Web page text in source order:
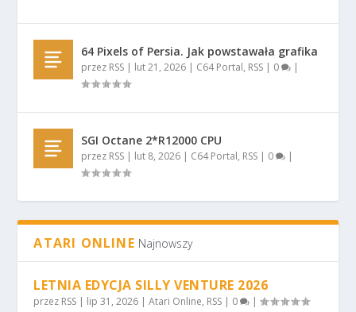
64 Pixels of Persia. Jak powstawała grafika
przez RSS | lut 21, 2026 | C64 Portal, RSS | 0 |
SGI Octane 2*R12000 CPU
przez RSS | lut 8, 2026 | C64 Portal, RSS | 0 |
ATARI ONLINE Najnowszy
LETNIA EDYCJA SILLY VENTURE 2026
przez RSS | lip 31, 2026 |Atari Online, RSS | 0 |